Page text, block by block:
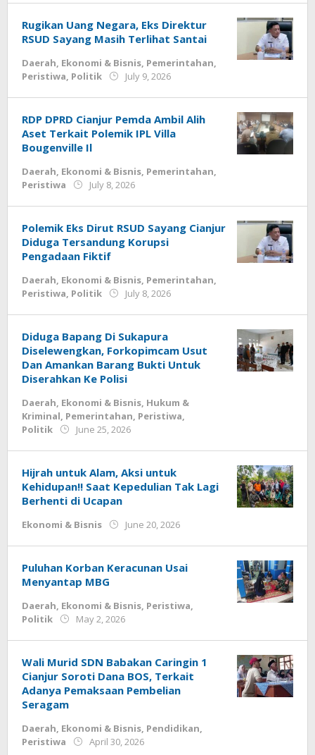
Lesmana
Rugikan Uang Negara, Eks Direktur
RSUD Sayang Masih Terlihat Santai
Daerah, Ekonomi & Bisnis, Pemerintahan,
Peristiwa, Politik July 9, 2026
Lesmana
RDP DPRD Cianjur Pemda Ambil Alih
Aset Terkait Polemik IPL Villa
Bougenville Il
Daerah, Ekonomi & Bisnis, Pemerintahan,
Peristiwa
July 8, 2026
Lesmana
Polemik Eks Dirut RSUD Sayang Cianjur
Diduga Tersandung Korupsi
Pengadaan Fiktif
Daerah, Ekonomi & Bisnis, Pemerintahan,
Peristiwa, Politik July 8, 2026
Lesmana
Diduga Bapang Di Sukapura
Diselewengkan, Forkopimcam Usut
Dan Amankan Barang Bukti Untuk
Diserahkan Ke Polisi
Daerah, Ekonomi & Bisnis, Hukum &
Kriminal, Pemerintahan, Peristiwa,
Politik
June 25, 2026
Lesmana
Hijrah untuk Alam, Aksi untuk
Kehidupan!! Saat Kepedulian Tak Lagi
Berhenti di Ucapan
Ekonomi & Bisnis June 20, 2026
Lesmana
Puluhan Korban Keracunan Usai
Menyantap MBG
Daerah, Ekonomi & Bisnis, Peristiwa,
Politik
May 2, 2026
Lesmana
Wali Murid SDN Babakan Caringin 1
Cianjur Soroti Dana BOS, Terkait
Adanya Pemaksaan Pembelian
Seragam
Daerah, Ekonomi & Bisnis, Pendidikan,
Peristiwa
April 30, 2026